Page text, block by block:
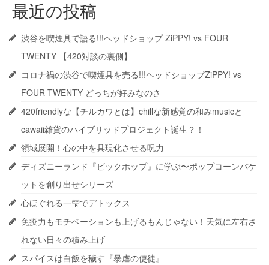
最近の投稿
渋谷を喫煙具で語る!!!ヘッドショップ ZiPPY! vs FOUR
TWENTY 【420対談の裏側】
コロナ禍の渋谷で喫煙具を売る!!!ヘッドショップZiPPY! vs
FOUR TWENTY どっちが好みなのさ
420friendlyな【チルカワとは】chillな新感覚の和みmusicと
cawaii雑貨のハイブリッドプロジェクト誕生？！
領域展開！心の中を具現化させる呪力
ディズニーランド『ビックホップ』に学ぶ〜ポップコーンバケ
ットを創り出せシリーズ
心ほぐれる一雫でデトックス
免疫力もモチベーションも上げるもんじゃない！天気に左右さ
れない日々の積み上げ
スパイスは白飯を穢す『暴虐の使徒』